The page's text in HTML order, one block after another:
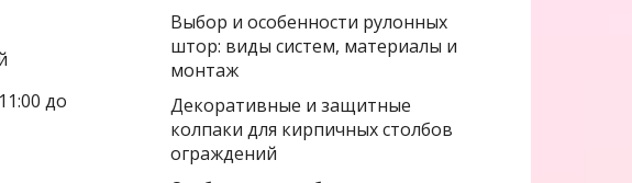
до
Выбор и особенности рулонных
штор: виды систем, материалы и
монтаж
Декоративные и защитные
колпаки для кирпичных столбов
ограждений